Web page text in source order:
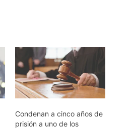
Condenan a cinco años de
prisión a uno de los